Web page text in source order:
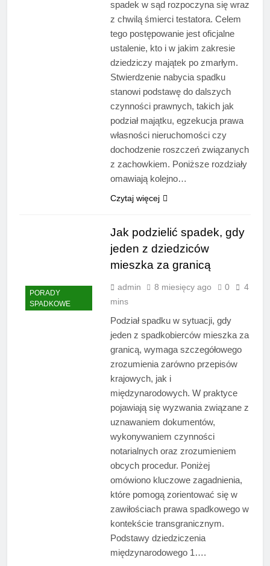
spadek w sąd rozpoczyna się wraz
z chwilą śmierci testatora. Celem
tego postępowanie jest oficjalne
ustalenie, kto i w jakim zakresie
dziedziczy majątek po zmarłym.
Stwierdzenie nabycia spadku
stanowi podstawę do dalszych
czynności prawnych, takich jak
podział majątku, egzekucja prawa
własności nieruchomości czy
dochodzenie roszczeń związanych
z zachowkiem. Poniższe rozdziały
omawiają kolejno…
Czytaj więcej
PORADY
SPADKOWE
Jak podzielić spadek, gdy
jeden z dziedziców
mieszka za granicą
admin 8 miesięcy ago 0
4
mins
Podział spadku w sytuacji, gdy
jeden z spadkobierców mieszka za
granicą, wymaga szczegółowego
zrozumienia zarówno przepisów
krajowych, jak i
międzynarodowych. W praktyce
pojawiają się wyzwania związane z
uznawaniem dokumentów,
wykonywaniem czynności
notarialnych oraz zrozumieniem
obcych procedur. Poniżej
omówiono kluczowe zagadnienia,
które pomogą zorientować się w
zawiłościach prawa spadkowego w
kontekście transgranicznym.
Podstawy dziedziczenia
międzynarodowego 1….